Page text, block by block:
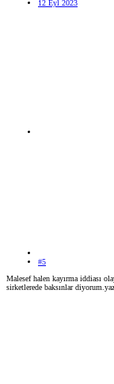
12 Eyl 2023
#5
Malesef halen kayırma iddiası
sirketlerede baksınlar